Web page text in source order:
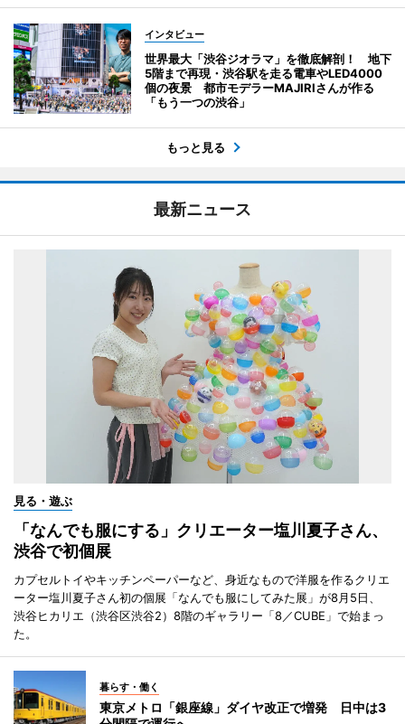
インタビュー
世界最大「渋谷ジオラマ」を徹底解剖！ 地下
5階まで再現・渋谷駅を走る電車やLED4000
個の夜景 都市モデラーMAJIRIさんが作る
「もう一つの渋谷」
もっと見る
最新ニュース
見る・遊ぶ
「なんでも服にする」クリエーター塩川夏子さん、
渋谷で初個展
カプセルトイやキッチンペーパーなど、身近なもので洋服を作るクリエ
ーター塩川夏子さん初の個展「なんでも服にしてみた展」が8月5日、
渋谷ヒカリエ（渋谷区渋谷2）8階のギャラリー「8／CUBE」で始まっ
た。
暮らす・働く
東京メトロ「銀座線」ダイヤ改正で増発 日中は3